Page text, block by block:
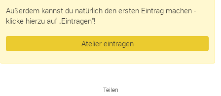
Außerdem kannst du natürlich den ersten Eintrag machen -
klicke hierzu auf „Eintragen“!
Atelier eintragen
Teilen